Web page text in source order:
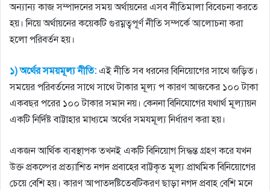
অন্যান্য কাজ সম্পাদনের সময় অর্থায়নের এসব নীতিমালা বিবেচনা করতে
হয়। নিয়ে অর্থায়নের কয়েকটি গুরম্নত্বপূর্ণ নীতি সম্পর্কে আলােচনা করা
হলাে পরিবর্তন হয়।
১) অর্থের সময়মূল্য নীতি: এই নীতি সব ধরনের বিনিয়ােগের সাথে জড়িত।
সময়ের পরিবর্তনের সাথে সাথে টাকার মূল্য প কারণ আজকের ১০০ টাকা
একবছর পরের ১০০ টাকার সমান নয়। কেননা বিনিযােগের যথার্থ মূল্যায়ন
একটি নির্দিষ্ট বাট্টাহার মাধ্যমে অর্থের সমযমূল্য নির্ধারণ করা হয়।
একজন আর্থিক ব্যবস্থাপক তখনই একটি বিনিয়ােগ সিদ্ধন্ত গ্রহণ করে যখন
উক্ত প্রকল্পের প্রত্যাশিত নগদ প্রবাহের বাট্টকৃত মূল্য প্রাথমিক বিনিয়ােগের
চেয়ে বেশি হয়। কারণ আপাতদষ্টিতেবটিকরণ ছাড়া নগদ প্রবাহ বেশি মনে